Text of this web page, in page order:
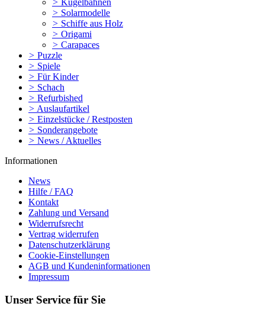
> Kugelbahnen
> Solarmodelle
> Schiffe aus Holz
> Origami
> Carapaces
> Puzzle
> Spiele
> Für Kinder
> Schach
> Refurbished
> Auslaufartikel
> Einzelstücke / Restposten
> Sonderangebote
> News / Aktuelles
Informationen
News
Hilfe / FAQ
Kontakt
Zahlung und Versand
Widerrufsrecht
Vertrag widerrufen
Datenschutzerklärung
Cookie-Einstellungen
AGB und Kundeninformationen
Impressum
Unser Service für Sie